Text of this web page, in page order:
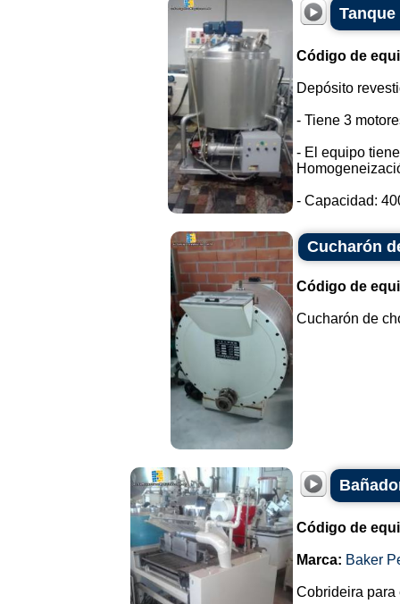
Código de
Depósito
- Tiene 3
- El equipo
- Capacidad:
Cucharón
Código de
Cucharón de
Código de
Marca: Baker
Cobrideira para